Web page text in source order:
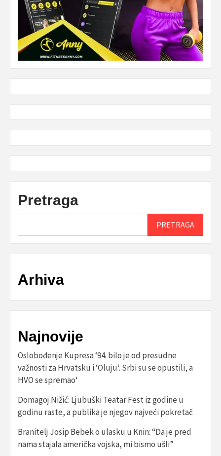
Pretraga
PRETRAGA
Arhiva
Najnovije
Oslobođenje Kupresa ‘94. bilo je od presudne
važnosti za Hrvatsku i ‘Oluju‘. Srbi su se opustili, a
HVO se spremao‘
Domagoj Nižić: Ljubuški Teatar Fest iz godine u
godinu raste, a publika je njegov najveći pokretač
Branitelj Josip Bebek o ulasku u Knin: “Da je pred
nama stajala američka vojska, mi bismo ušli”